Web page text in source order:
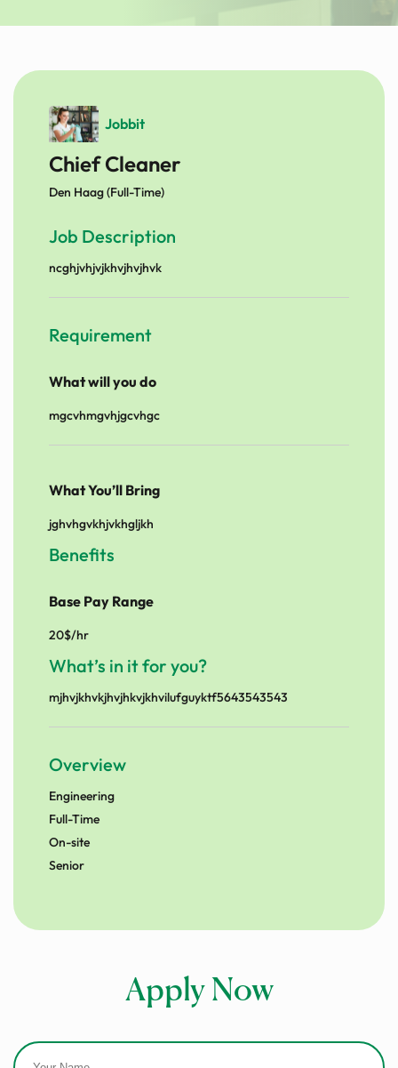
Services
Jobbit
Chief Cleaner
Den Haag (Full-Time)
Job Description
ncghjvhjvjkhvjhvjhvk
Requirement
What will you do
mgcvhmgvhjgcvhgc
What You’ll Bring
jghvhgvkhjvkhgljkh
Benefits
Base Pay Range
20$/hr
What’s in it for you?
mjhvjkhvkjhvjhkvjkhvilufguyktf5643543543
Overview
Engineering
Full-Time
On-site
Senior
Apply Now